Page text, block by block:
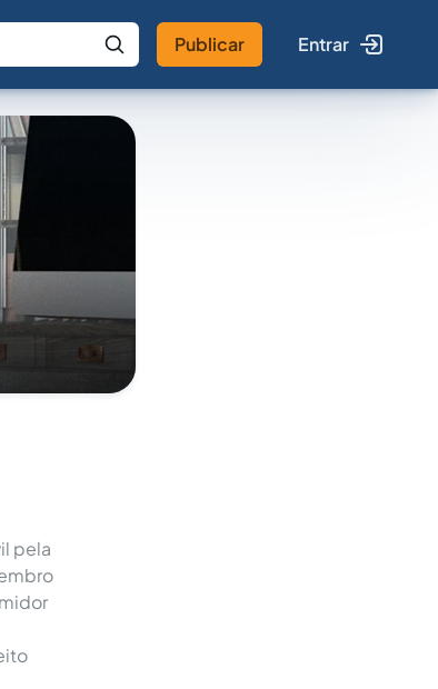
Buscar no Jus
Publicar Entrar
pela